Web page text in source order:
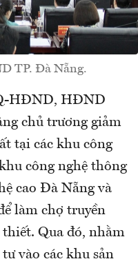
TP. Đà Nẵng.
HĐND, HĐND
chủ trương giảm
tại các khu công
công nghệ thông
cao Đà Nẵng và
làm chợ truyền
Qua đó, nhằm
vào các khu sản